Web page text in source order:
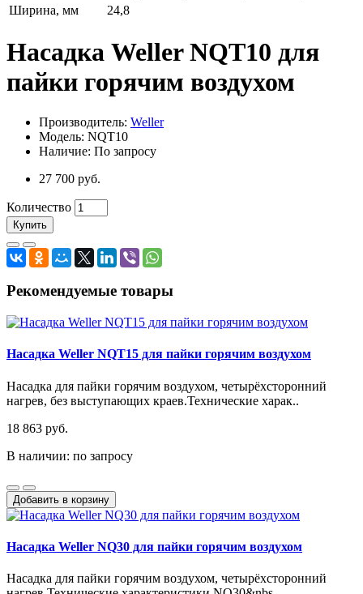
Ширина, мм
24,8
Насадка Weller NQT10 для
пайки горячим воздухом
Производитель: Weller
Модель: NQT10
Наличие: По запросу
27 700 руб.
Количество
Купить
Рекомендуемые товары
Насадка Weller NQT15 для пайки горячим воздухом
Насадка для пайки горячим воздухом, четырёхсторонний
нагрев, без выступающих краев.Технические харак..
18 863 руб.
В наличии: по запросу
Добавить в корзину
Насадка Weller NQ30 для пайки горячим воздухом
Насадка для пайки горячим воздухом, четырёхсторонний